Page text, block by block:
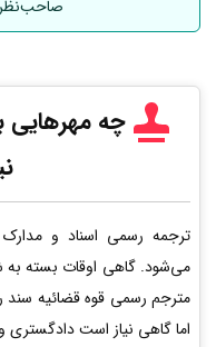
چه مهرهایی
ترجمه رسمی اسناد و
می‌شود. گاهی اوقات بسته
مترجم رسمی قوه قضائیه سند
اما گاهی نیاز است